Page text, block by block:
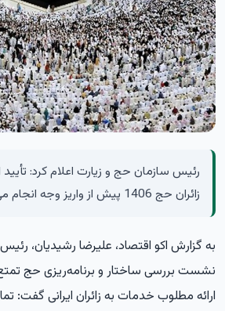
رئیس سازمان حج و زیارت اعلام کرد:
زائران حج 1406 پیش از واریز وجه انجام می‌شود.
به گزارش اکو اقتصاد، علیرضا رشیدیان،
ارائه مطلوب خدمات به زائران ایرانی گفت: